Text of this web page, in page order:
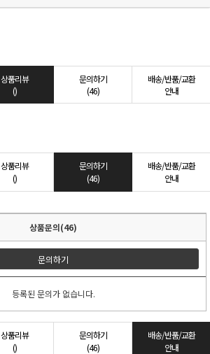
상품리뷰
()
문의하기
(46)
배송/반품/교환
안내
상품리뷰
()
문의하기
(46)
배송/반품/교환
안내
상품문의(46)
문의하기
등록된 문의가 없습니다.
상품리뷰
()
문의하기
(46)
배송/반품/교환
안내